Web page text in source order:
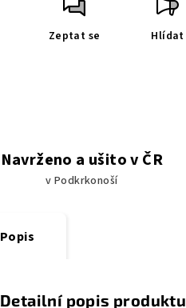
Zeptat se Hlídat
Navrženo a ušito v ČR
v Podkrkonoší
Popis
Detailní popis produktu